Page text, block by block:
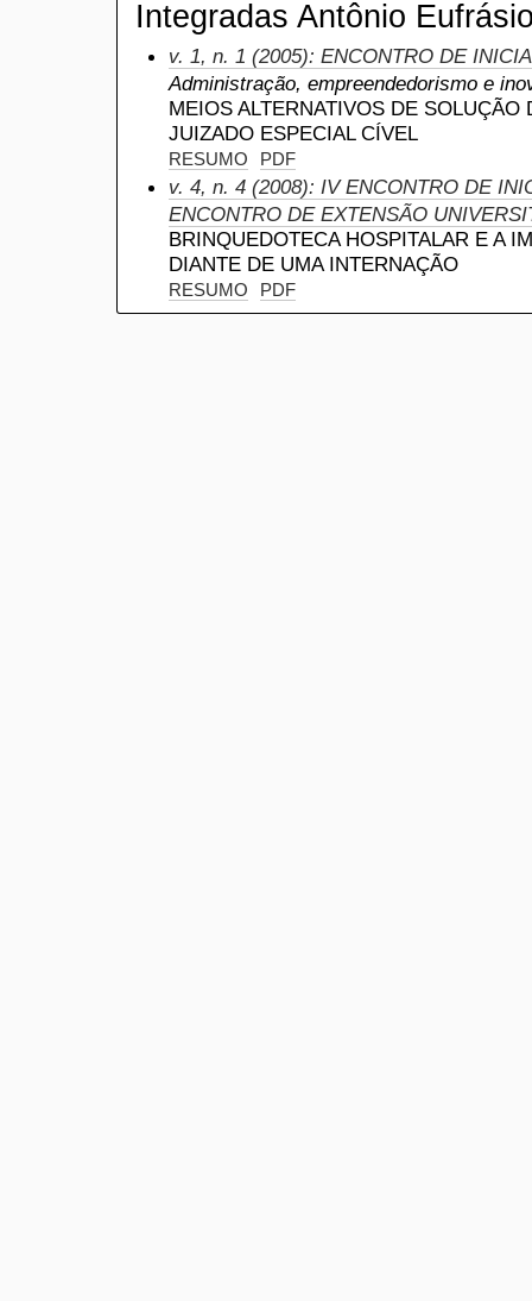
Integradas Antônio
v. 1, n. 1 (2005): ENCONTRO DE
Administração, empreendedorismo e
MEIOS ALTERNATIVOS DE
JUIZADO ESPECIAL CÍVEL
RESUMO PDF
v. 4, n. 4 (2008): IV ENCONTRO DE
ENCONTRO DE EXTENSÃO
BRINQUEDOTECA HOSPITALAR E A
DIANTE DE UMA INTERNAÇÃO
RESUMO PDF